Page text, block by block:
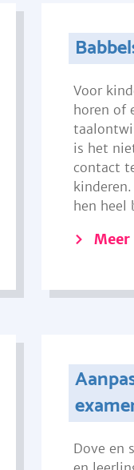
Voor
horen of
is het
contact
hen heel
Dove en